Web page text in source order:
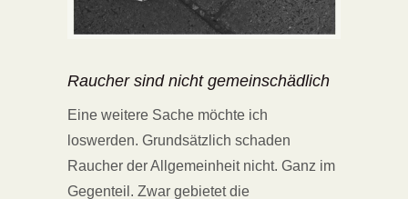
Raucher sind nicht gemeinschädlich
Eine weitere Sache möchte ich
loswerden. Grundsätzlich schaden
Raucher der Allgemeinheit nicht. Ganz im
Gegenteil. Zwar gebietet die